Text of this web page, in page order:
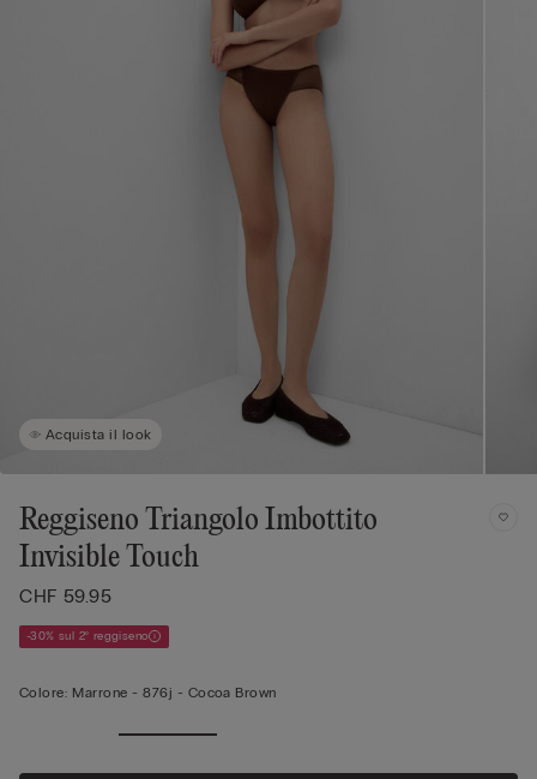
Acquista il look
Reggiseno Triangolo Imbottito
Invisible Touch
CHF 59.95
-30% sul 2° reggiseno
Colore: Marrone -876j - Cocoa Brown